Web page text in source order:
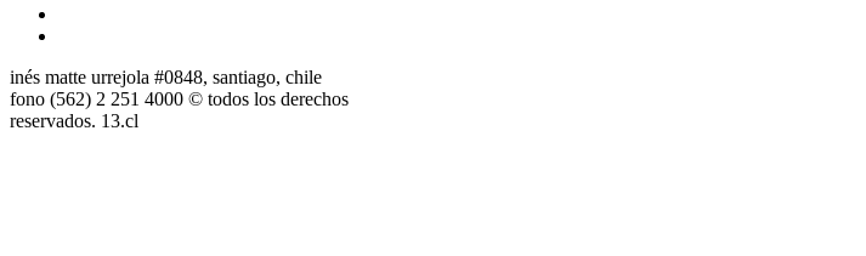
inés matte urrejola #0848, santiago, chile
fono (562) 2 251 4000 © todos los derechos
reservados. 13.cl